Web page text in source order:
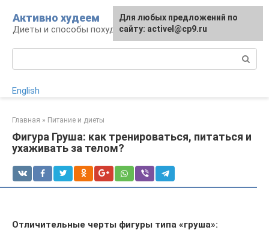
контенту
Активно худеем
Диеты и способы похудения
English
Главная » Питание и диеты
Фигура Груша: как тренироваться, питаться и
ухаживать за телом?
Отличительные черты фигуры типа «груша»:
Для любых предложений по
сайту: activel@cp9.ru